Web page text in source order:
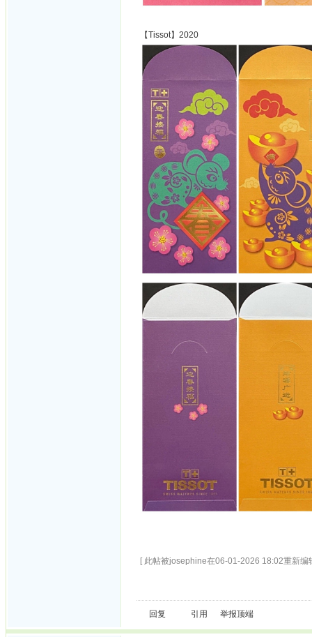
【Tissot】2020
[ 此帖被josephine在06-01-2026 18:02重新编
回复 引用 举报顶端